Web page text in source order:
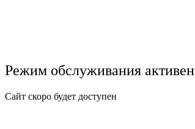
Режим обслуживания активен
Сайт скоро будет доступен